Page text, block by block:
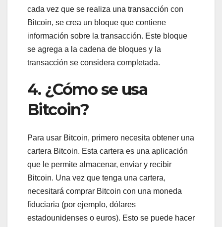
cada vez que se realiza una transacción con
Bitcoin, se crea un bloque que contiene
información sobre la transacción. Este bloque
se agrega a la cadena de bloques y la
transacción se considera completada.
4. ¿Cómo se usa
Bitcoin?
Para usar Bitcoin, primero necesita obtener una
cartera Bitcoin. Esta cartera es una aplicación
que le permite almacenar, enviar y recibir
Bitcoin. Una vez que tenga una cartera,
necesitará comprar Bitcoin con una moneda
fiduciaria (por ejemplo, dólares
estadounidenses o euros). Esto se puede hacer